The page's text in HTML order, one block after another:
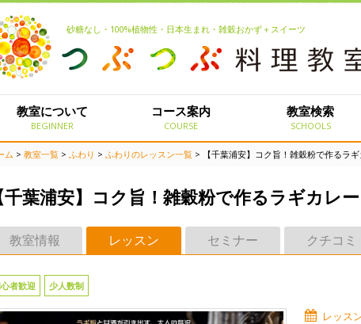
砂糖なし・100%植物性・日本生まれ・雑穀おかず＋スイーツ
教室について
BEGINNER
コース案内
COURSE
教室検索
SCHOOLS
ム > 教室一覧 > ふわり > ふわりのレッスン一覧 > 【千葉浦安】コク旨！雑穀粉で作るラ
千葉浦安】コク旨！雑穀粉で作るラギカレー
教室情報 レッスン セミナー クチコミ
者歓迎 少人数制
レッス